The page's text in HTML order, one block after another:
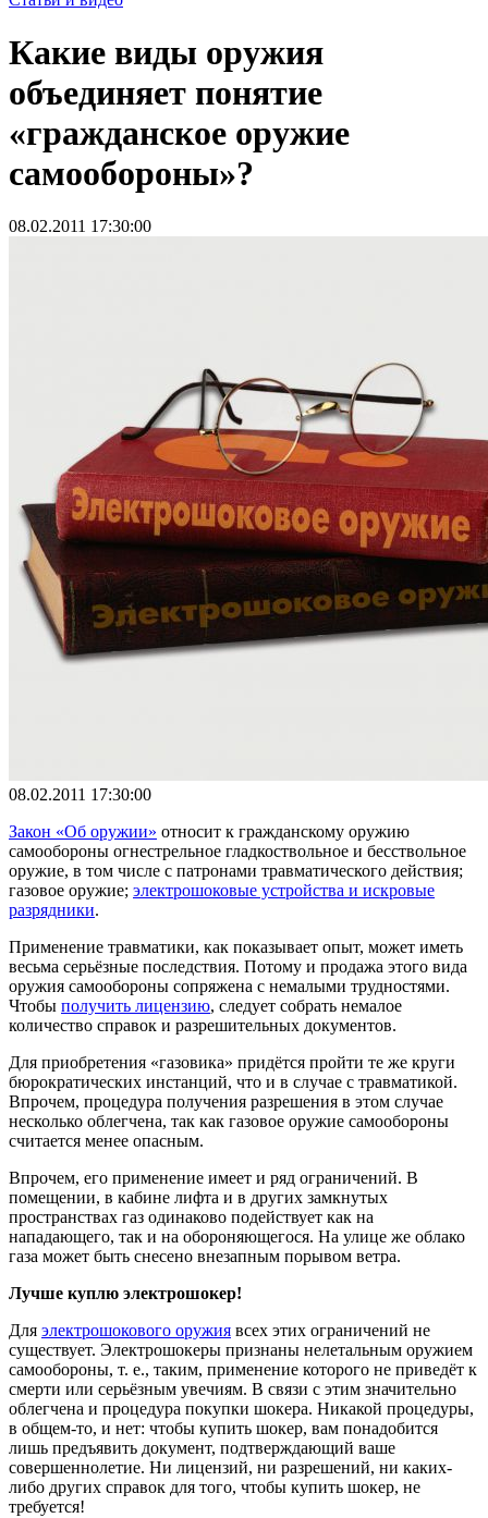
Какие виды оружия
объединяет понятие
«гражданское оружие
самообороны»?
08.02.2011 17:30:00
08.02.2011 17:30:00
Закон «Об оружии» относит к гражданскому оружию
самообороны огнестрельное гладкоствольное и бесствольное
оружие, в том числе с патронами травматического действия;
газовое оружие; электрошоковые устройства и искровые
разрядники.
Применение травматики, как показывает опыт, может иметь
весьма серьёзные последствия. Потому и продажа этого вида
оружия самообороны сопряжена с немалыми трудностями.
Чтобы получить лицензию, следует собрать немалое
количество справок и разрешительных документов.
Для приобретения «газовика» придётся пройти те же круги
бюрократических инстанций, что и в случае с травматикой.
Впрочем, процедура получения разрешения в этом случае
несколько облегчена, так как газовое оружие самообороны
считается менее опасным.
Впрочем, его применение имеет и ряд ограничений. В
помещении, в кабине лифта и в других замкнутых
пространствах газ одинаково подействует как на
нападающего, так и на обороняющегося. На улице же облако
газа может быть снесено внезапным порывом ветра.
Лучше куплю электрошокер!
Для электрошокового оружия всех этих ограничений не
существует. Электрошокеры признаны нелетальным оружием
самообороны, т. е., таким, применение которого не приведёт к
смерти или серьёзным увечиям. В связи с этим значительно
облегчена и процедура покупки шокера. Никакой процедуры,
в общем-то, и нет: чтобы купить шокер, вам понадобится
лишь предъявить документ, подтверждающий ваше
совершеннолетие. Ни лицензий, ни разрешений, ни каких-
либо других справок для того, чтобы купить шокер, не
требуется!